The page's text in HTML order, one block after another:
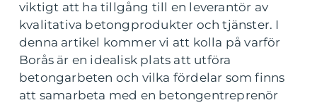
viktigt att ha tillgång till en leverantör av
kvalitativa betongprodukter och tjänster. I
denna artikel kommer vi att kolla på varför
Borås är en idealisk plats att utföra
betongarbeten och vilka fördelar som finns
att samarbeta med en betongentreprenör